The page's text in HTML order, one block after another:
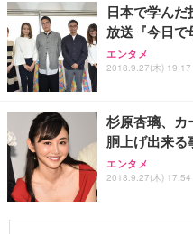
日本で学ん
放送『今日で
エンタメ
2018.9.27(木) 19:17
杉原杏璃、カ
胴上げ出来る
エンタメ
2018.9.27(木) 17:54